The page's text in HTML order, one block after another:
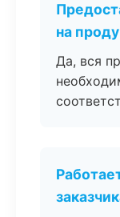
на
Да, вся